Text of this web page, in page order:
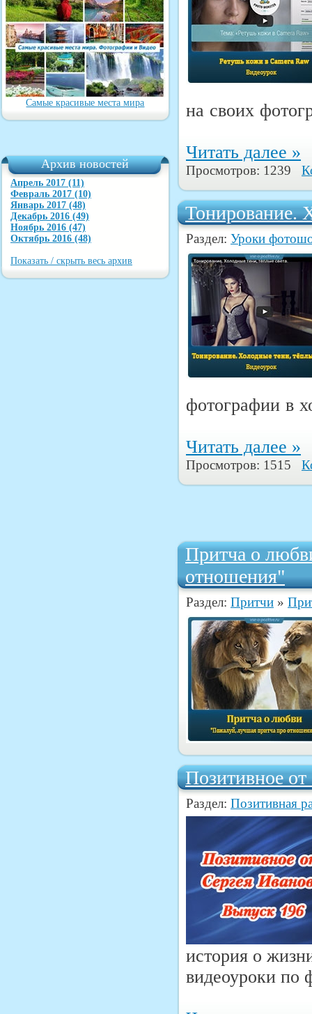
Самые красивые места мира
Архив новостей
Апрель 2017 (11)
Февраль 2017 (10)
Январь 2017 (48)
Декабрь 2016 (49)
Ноябрь 2016 (47)
Октябрь 2016 (48)
Показать / скрыть весь архив
на своих
Читать далее »
Просмотров: 1239
Тонирование.
Раздел: Уроки
фотографии в
Читать далее »
Просмотров: 1515
Притча о
отношения"
Раздел: Притчи »
Позитивное
Раздел: Позитивная
история о
видеоуроки по